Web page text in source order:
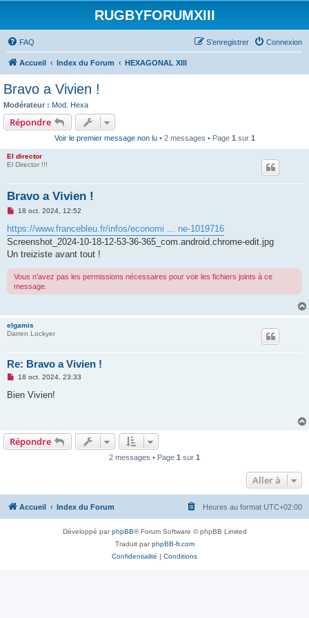
RUGBYFORUMXIII
FAQ Connexion
S’enregistrer
Accueil Index du Forum HEXAGONAL XIII
Bravo a Vivien !
Modérateur : Mod. Hexa
Répondre
Voir le premier message non lu• 2 messages • Page 1 sur 1
El director
El Director !!!
Bravo a Vivien !
M
s
s
a
g
e
n
o
n
18 oct. 2024, 12:52
https://www.francebleu.fr/infos/economi ... ne-1019716
Screenshot_2024-10-18-12-53-36-365_com.android.chrome-edit.jpg
Un treiziste avant tout !
Vous n’avez pas les permissions nécessaires pour voir les fichiers joints à ce
message.
elgamis
Darren Lockyer
Re: Bravo a Vivien !
M
s
n
o
n
18 oct. 2024, 23:33
Bien Vivien!
Répondre
2 messages • Page 1 sur 1
Aller à
Accueil Index du Forum Heures au format UTC+02:00
Développé parphpBB® Forum Software © phpBB Limited
Traduit parphpBB-fr.com
Confidentialité | Conditions